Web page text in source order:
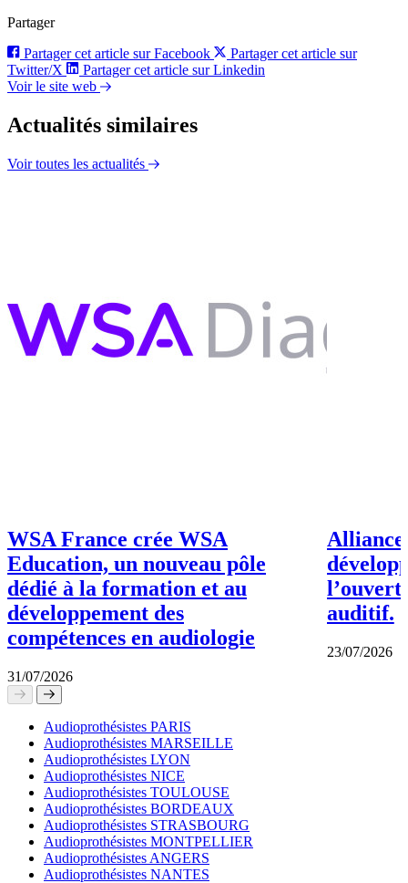
Partager
Partager cet article sur Facebook
Partager cet article sur
Twitter/X
Partager cet article sur Linkedin
Voir le site web
Actualités similaires
Voir toutes les actualités
WSA France crée WSA
Education, un nouveau pôle
dédié à la formation et au
développement des
compétences en audiologie
31/07/2026
auditif.
23/07/2026
Audioprothésistes PARIS
Audioprothésistes MARSEILLE
Audioprothésistes LYON
Audioprothésistes NICE
Audioprothésistes TOULOUSE
Audioprothésistes BORDEAUX
Audioprothésistes STRASBOURG
Audioprothésistes MONTPELLIER
Audioprothésistes ANGERS
Audioprothésistes NANTES